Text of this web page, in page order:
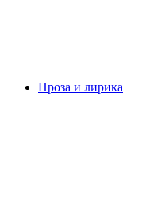
Проза и лирика